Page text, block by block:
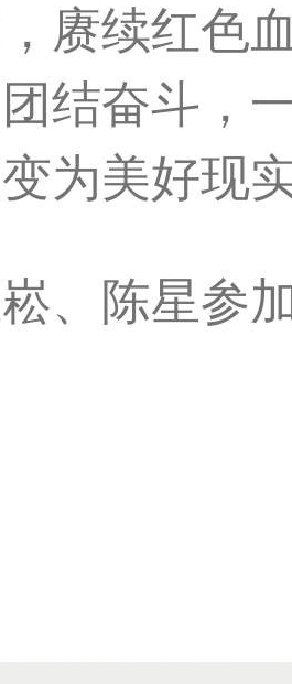
赓续红色
结奋斗，
为美好现
陈星参加